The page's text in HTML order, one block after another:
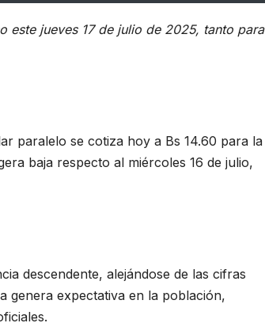
este jueves 17 de julio de 2025, tanto para
paralelo se cotiza hoy a Bs 14.60 para la
baja respecto al miércoles 16 de julio,
descendente, alejándose de las cifras
genera expectativa en la población,